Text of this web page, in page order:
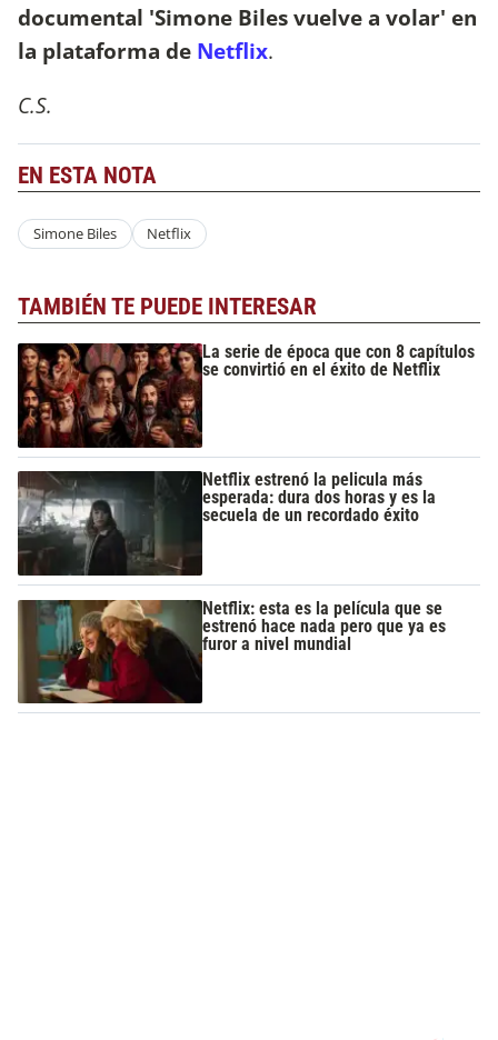
documental 'Simone Biles vuelve a volar' en
la plataforma de Netflix.
C.S.
EN ESTA NOTA
Simone Biles Netflix
TAMBIÉN TE PUEDE INTERESAR
La serie de época que con 8 capítulos
se convirtió en el éxito de Netflix
Netflix estrenó la pelicula más
esperada: dura dos horas y es la
secuela de un recordado éxito
Netflix: esta es la película que se
estrenó hace nada pero que ya es
furor a nivel mundial